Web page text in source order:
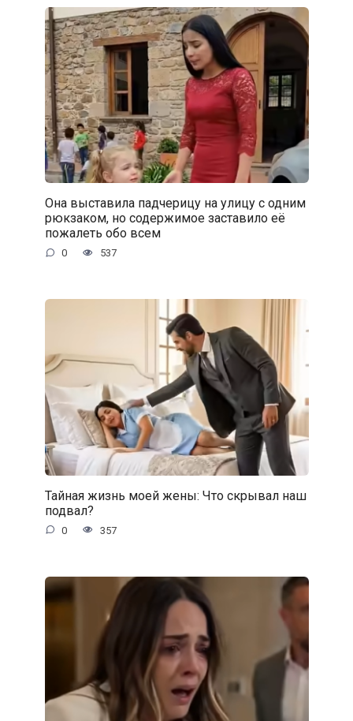
Она выставила падчерицу на улицу с одним
рюкзаком, но содержимое заставило её
пожалеть обо всем
0 537
Тайная жизнь моей жены: Что скрывал наш
подвал?
0 357